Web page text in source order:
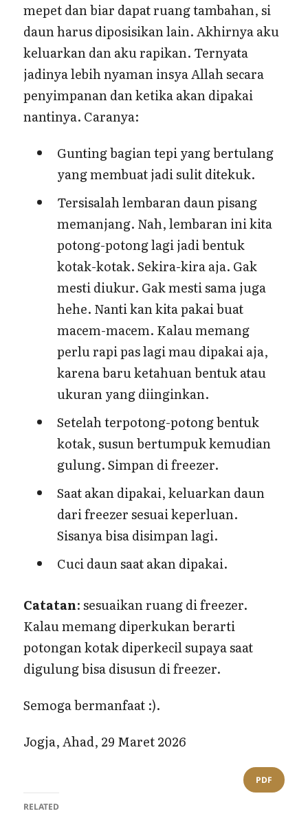
mepet dan biar dapat ruang tambahan, si
daun harus diposisikan lain. Akhirnya aku
keluarkan dan aku rapikan. Ternyata
jadinya lebih nyaman insya Allah secara
penyimpanan dan ketika akan dipakai
nantinya. Caranya:
Gunting bagian tepi yang bertulang
yang membuat jadi sulit ditekuk.
Tersisalah lembaran daun pisang
memanjang. Nah, lembaran ini kita
potong-potong lagi jadi bentuk
kotak-kotak. Sekira-kira aja. Gak
mesti diukur. Gak mesti sama juga
hehe. Nanti kan kita pakai buat
macem-macem. Kalau memang
perlu rapi pas lagi mau dipakai aja,
karena baru ketahuan bentuk atau
ukuran yang diinginkan.
Setelah terpotong-potong bentuk
kotak, susun bertumpuk kemudian
gulung. Simpan di freezer.
Saat akan dipakai, keluarkan daun
dari freezer sesuai keperluan.
Sisanya bisa disimpan lagi.
Cuci daun saat akan dipakai.
Catatan: sesuaikan ruang di freezer.
Kalau memang diperkukan berarti
potongan kotak diperkecil supaya saat
digulung bisa disusun di freezer.
Semoga bermanfaat :).
Jogja, Ahad, 29 Maret 2026
PDF
RELATED